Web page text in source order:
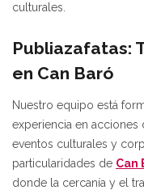
culturales.
Publiazafatas:
en Can Baró
Nuestro equipo está
experiencia en acciones
eventos culturales y
particularidades de Can
donde la cercanía y el